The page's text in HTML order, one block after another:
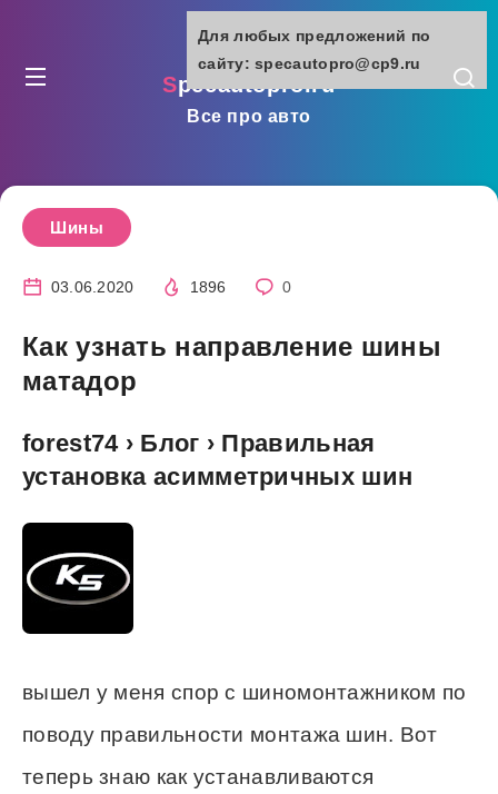
specautopro.ru
Все про авто
Шины
03.06.2020 1896 0
Как узнать направление шины
матадор
forest74 › Блог › Правильная
установка асимметричных шин
вышел у меня спор с шиномонтажником по
поводу правильности монтажа шин. Вот
теперь знаю как устанавливаются
Для любых предложений по
сайту: specautopro@cp9.ru